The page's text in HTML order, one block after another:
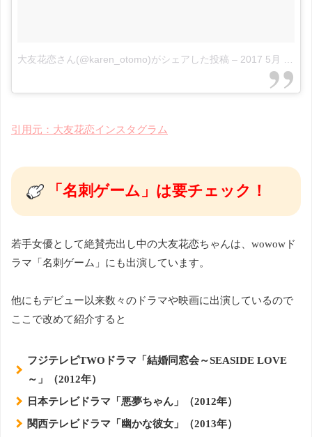
大友花恋さん(@karen_otomo)がシェアした投稿 – 2017 5月 30 1:45午前 PDT
引用元：大友花恋インスタグラム
「名刺ゲーム」は要チェック！
若手女優として絶賛売出し中の大友花恋ちゃんは、wowowド
ラマ「名刺ゲーム」にも出演しています。
他にもデビュー以来数々のドラマや映画に出演しているので
ここで改めて紹介すると
フジテレビTWOドラマ「結婚同窓会～SEASIDE LOVE
～」（2012年）
日本テレビドラマ「悪夢ちゃん」（2012年）
関西テレビドラマ「幽かな彼女」（2013年）